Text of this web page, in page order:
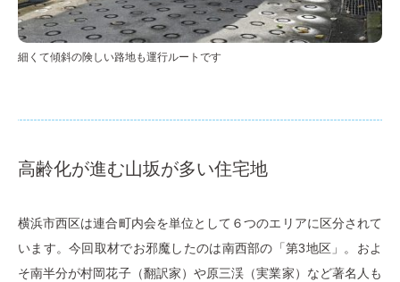
細くて傾斜の険しい路地も運行ルートです
高齢化が進む山坂が多い住宅地
横浜市西区は連合町内会を単位として６つのエリアに区分されて
います。今回取材でお邪魔したのは南西部の「第3地区」。およ
そ南半分が村岡花子（翻訳家）や原三渓（実業家）など著名人も